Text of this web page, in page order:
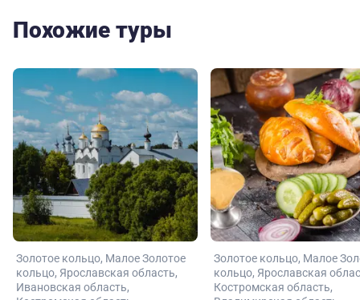
Похожие туры
Золотое кольцо Малое Золотое
кольцо Ярославская область
Ивановская область
Золотое кольцо Малое
кольцо Ярославская
Костромская область